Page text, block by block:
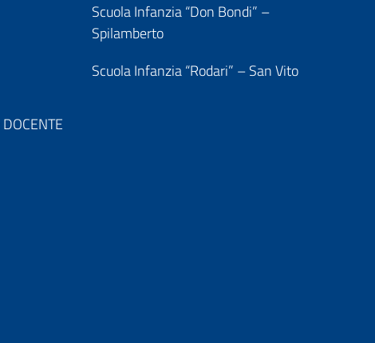
Scuola Infanzia “Don Bondi” –
Spilamberto
Scuola Infanzia “Rodari” – San Vito